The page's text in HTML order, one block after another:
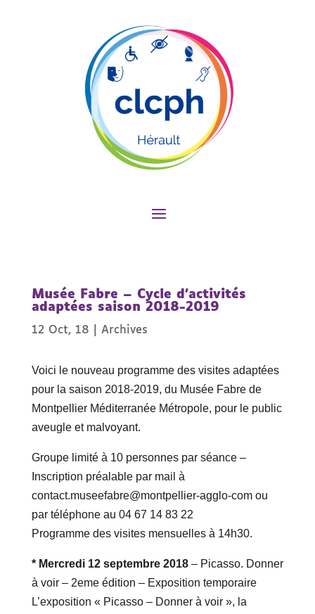
Musée Fabre – Cycle d’activités
adaptées saison 2018-2019
12 Oct, 18 Archives
Voici le nouveau programme des visites adaptées
pour la saison 2018-2019, du Musée Fabre de
Montpellier Méditerranée Métropole, pour le public
aveugle et malvoyant.
Groupe limité à 10 personnes par séance –
Inscription préalable par mail à
contact.museefabre@montpellier-agglo-com ou
par téléphone au 04 67 14 83 22
Programme des visites mensuelles à 14h30.
* Mercredi 12 septembre 2018– Picasso. Donner
à voir – 2eme édition – Exposition temporaire
L’exposition « Picasso – Donner à voir », la